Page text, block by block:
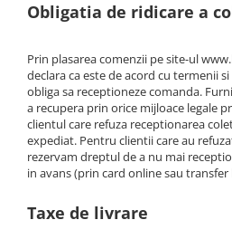
Panouri Decorative Geometrice
Oglinzi Decorative
Oglinda Perete (Diverse Modele)
Oglinda Suspendata + Curea
Obligatia de ridicare a
Prin plasarea comenzii pe site-ul
declara ca este de acord cu termenii
obliga sa receptioneze comanda.
a recupera prin orice mijloace legale
clientul care refuza receptionarea
expediat. Pentru clientii care au
rezervam dreptul de a nu mai
in avans (prin card online sau transfer
Taxe de livrare